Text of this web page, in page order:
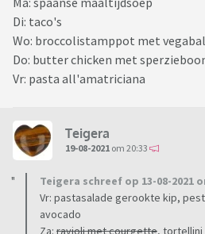
Di: taco's
Wo: broccolistamppot met
Do: butter chicken met
Vr: pasta all'amatriciana
Teigera
19-08-2021 om 20:33
Teigera schreef op 13-08-2021
Vr: pastasalade gerookte kip,
avocado
Za: ravioli met courgette, tortellini